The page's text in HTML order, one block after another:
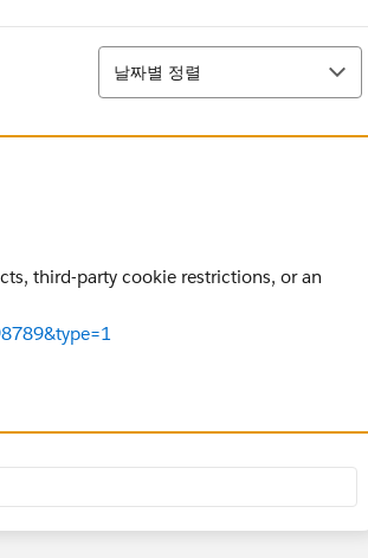
정렬
날짜별 정렬
third-party cookie restrictions, or an